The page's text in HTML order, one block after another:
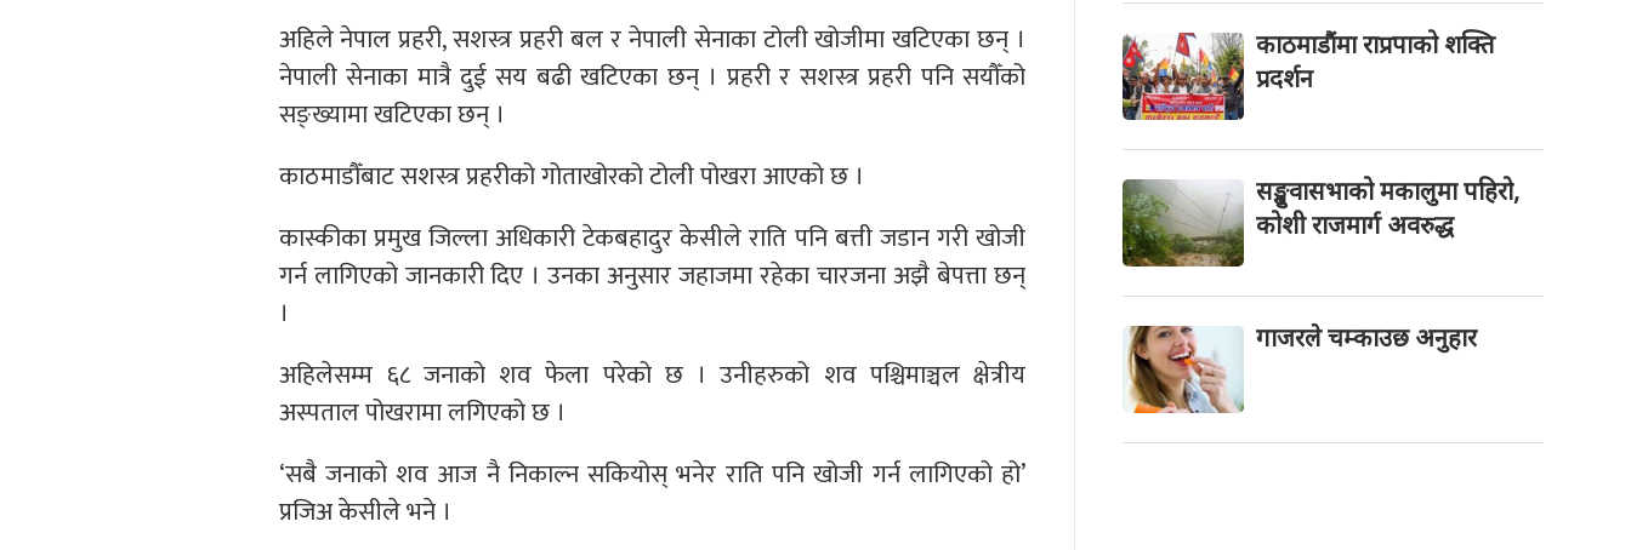
अहिले नेपाल प्रहरी, सशस्त्र प्रहरी बल र नेपाली सेनाका टोली खोजीमा खटिएका छन् ।
नेपाली सेनाका मात्रै दुई सय बढी खटिएका छन् । प्रहरी र सशस्त्र प्रहरी पनि सयौँको
सङ्ख्यामा खटिएका छन् ।
काठमाडौँबाट सशस्त्र प्रहरीको गोताखोरको टोली पोखरा आएको छ ।
कास्कीका प्रमुख जिल्ला अधिकारी टेकबहादुर केसीले राति पनि बत्ती जडान गरी खोजी
गर्न लागिएको जानकारी दिए । उनका अनुसार जहाजमा रहेका चारजना अझै बेपत्ता छन्
।
अहिलेसम्म ६८ जनाको शव फेला परेको छ । उनीहरुको शव पश्चिमाञ्चल क्षेत्रीय
अस्पताल पोखरामा लगिएको छ ।
‘सबै जनाको शव आज नै निकाल्न सकियोस् भनेर राति पनि खोजी गर्न लागिएको हो’
प्रजिअ केसीले भने ।
काठमाडौंमा राप्रपाको शक्ति
प्रदर्शन
सङ्खुवासभाको मकालुमा पहिरो,
कोशी राजमार्ग अवरुद्ध
गाजरले चम्काउछ अनुहार